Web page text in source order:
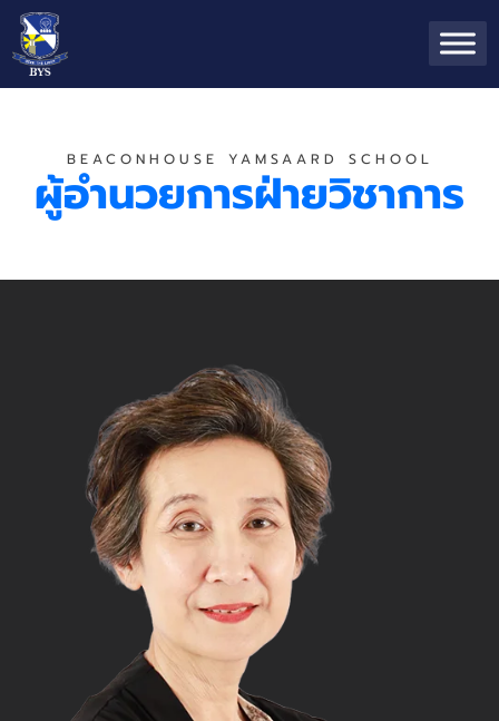
BEACONHOUSE YAMSAARD SCHOOL
ผู้อำนวยการฝ่ายวิชาการ